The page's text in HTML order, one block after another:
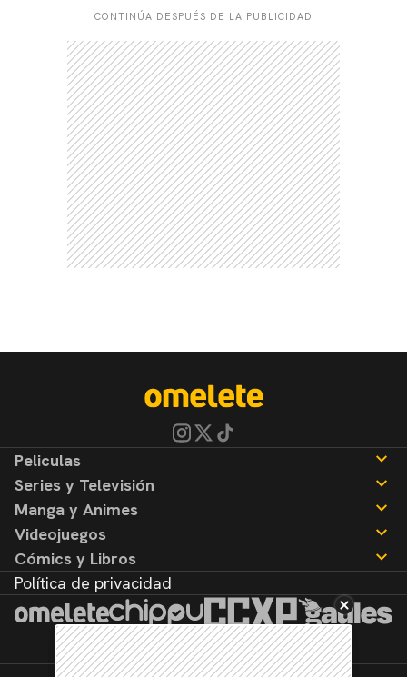
CONTINÚA DESPUÉS DE LA PUBLICIDAD
Peliculas
Noticias
Reseñas
Series y Televisión
Noticias
Reseñas
Manga y Animes
Noticias
Reseñas
Videojuegos
Noticias
Reseñas
Cómics y Libros
Noticias
Reseñas
Política de privacidad